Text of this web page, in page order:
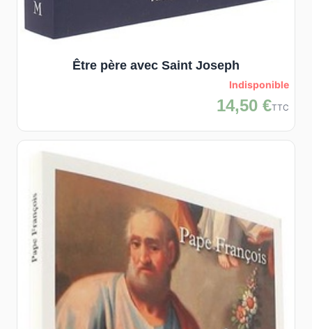
Être père avec Saint Joseph
Indisponible
14,50 €TTC